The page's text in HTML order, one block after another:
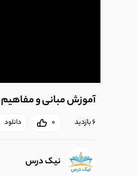
آموزش مبانی و مفاهیم شبکه
0 دانلود 6 بازدید
نیک درس